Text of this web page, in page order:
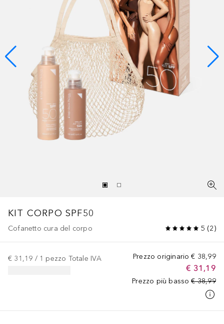
KIT CORPO SPF50
Cofanetto cura del corpo 5 (2)
Prezzo originario € 38,99
€ 31,19
Prezzo più basso € 38,99
€ 31,19 / 1 pezzo Totale IVA